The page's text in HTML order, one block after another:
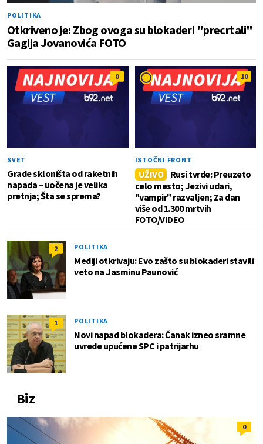
POLITIKA
Otkriveno je: Zbog ovoga su blokaderi "precrtali"
Gagija Jovanovića FOTO
0
SVET
Grade skloništa od raketnih
napada – uočena je velika
pretnja; Šta se sprema?
10
ISTOČNI FRONT
UŽIVO
Rusi tvrde: Preuzeto
celo mesto; Jezivi udari,
"vampir" razvaljen; Za dan
više od 1.300 mrtvih
FOTO/VIDEO
2 POLITIKA
Mediji otkrivaju: Evo zašto su blokaderi stavili
veto na Jasminu Paunović
1 POLITIKA
Novi napad blokadera: Čanak izneo sramne
uvrede upućene SPC i patrijarhu
Biz
0